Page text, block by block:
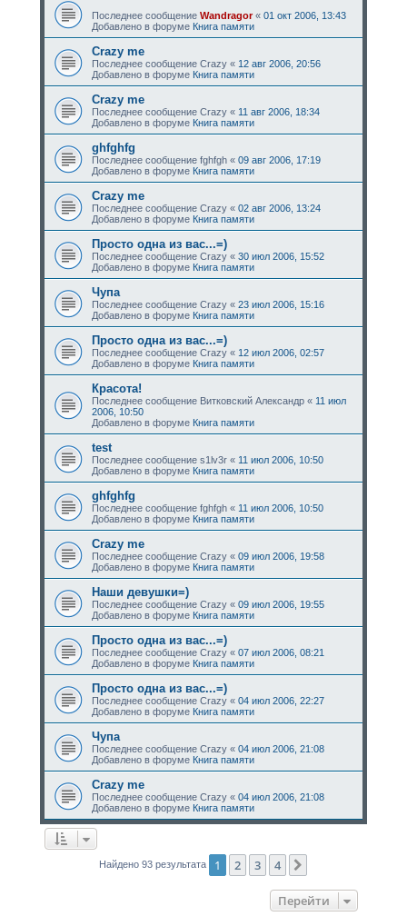
Последнее сообщение Wandragor« 01 окт 2006, 13:43
Добавлено в форуме Книга памяти
Crazy me
Последнее сообщение Crazy« 12 авг 2006, 20:56
Добавлено в форуме Книга памяти
Crazy me
Последнее сообщение Crazy« 11 авг 2006, 18:34
Добавлено в форуме Книга памяти
ghfghfg
Последнее сообщение fghfgh« 09 авг 2006, 17:19
Добавлено в форуме Книга памяти
Crazy me
Последнее сообщение Crazy« 02 авг 2006, 13:24
Добавлено в форуме Книга памяти
Просто одна из вас...=)
Последнее сообщение Crazy« 30 июл 2006, 15:52
Добавлено в форуме Книга памяти
Чупа
Последнее сообщение Crazy« 23 июл 2006, 15:16
Добавлено в форуме Книга памяти
Просто одна из вас...=)
Последнее сообщение Crazy« 12 июл 2006, 02:57
Добавлено в форуме Книга памяти
Красота!
Последнее сообщение Витковский Александр« 11 июл
2006, 10:50
Добавлено в форуме Книга памяти
test
Последнее сообщение s1lv3r« 11 июл 2006, 10:50
Добавлено в форуме Книга памяти
ghfghfg
Последнее сообщение fghfgh« 11 июл 2006, 10:50
Добавлено в форуме Книга памяти
Crazy me
Последнее сообщение Crazy« 09 июл 2006, 19:58
Добавлено в форуме Книга памяти
Наши девушки=)
Последнее сообщение Crazy« 09 июл 2006, 19:55
Добавлено в форуме Книга памяти
Просто одна из вас...=)
Последнее сообщение Crazy« 07 июл 2006, 08:21
Добавлено в форуме Книга памяти
Просто одна из вас...=)
Последнее сообщение Crazy« 04 июл 2006, 22:27
Добавлено в форуме Книга памяти
Чупа
Последнее сообщение Crazy« 04 июл 2006, 21:08
Добавлено в форуме Книга памяти
Crazy me
Последнее сообщение Crazy« 04 июл 2006, 21:08
Добавлено в форуме Книга памяти
Найдено 93 результата 1 2 3 4
Перейти